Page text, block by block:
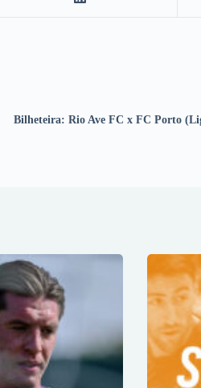
Bilheteira: Rio Ave FC x FC Porto